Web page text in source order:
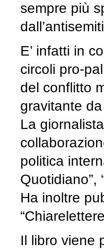
sempre più
E’ infatti in
circoli pro-
del conflitto
gravitante
La
politica
Quotidiano”,
Ha inoltre
Il libro viene